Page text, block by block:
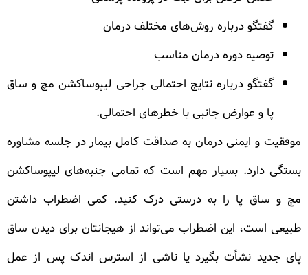
گفتگو درباره روش‌های مختلف درمان
توصیه دوره درمان مناسب
گفتگو درباره نتایج احتمالی جراحی لیپوساکشن مچ و ساق
پا و عوارض جانبی یا خطرهای احتمالی.
موفقیت و ایمنی درمان به صداقت کامل بیمار در جلسه مشاوره
بستگی دارد. بسیار مهم است که تمامی جنبه‌های لیپوساکشن
مچ و ساق پا را به درستی درک کنید. کمی اضطراب داشتن
طبیعی است، این اضطراب می‌تواند از هیجانتان برای دیدن ساق
پای جدید نشأت بگیرد یا ناشی از استرس اندک پس از عمل